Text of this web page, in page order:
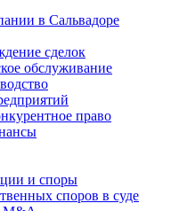
в Сальвадоре
сделок
обслуживание
право
и споры
споров в суде